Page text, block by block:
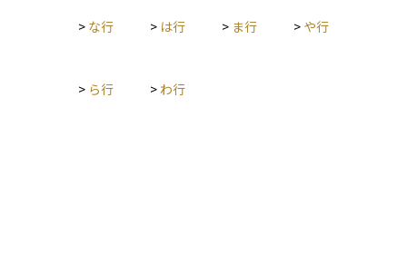
サービスが登場しており、分散型金融（DeFi）との結びつきが
> な行 > は行 > ま行 > や行
> ら行 > わ行